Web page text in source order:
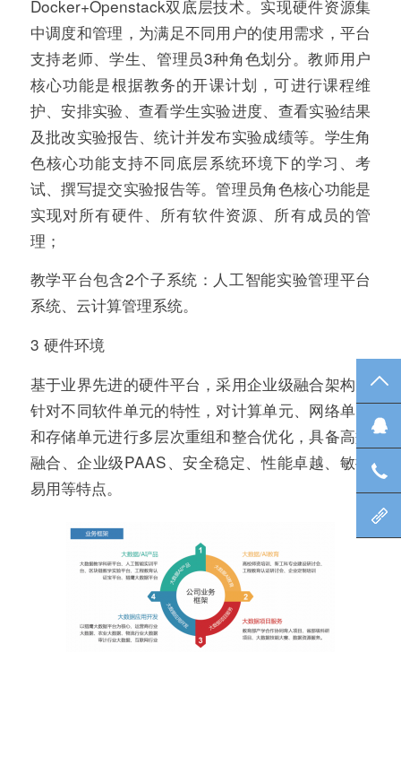
Docker+Openstack双底层技术。实现硬件资源集
中调度和管理，为满足不同用户的使用需求，平台
支持老师、学生、管理员3种角色划分。教师用户
核心功能是根据教务的开课计划，可进行课程维
护、安排实验、查看学生实验进度、查看实验结果
及批改实验报告、统计并发布实验成绩等。学生角
色核心功能支持不同底层系统环境下的学习、考
试、撰写提交实验报告等。管理员角色核心功能是
实现对所有硬件、所有软件资源、所有成员的管
理；
教学平台包含2个子系统：人工智能实验管理平台
系统、云计算管理系统。
3 硬件环境
基于业界先进的硬件平台，采用企业级融合架构，
针对不同软件单元的特性，对计算单元、网络单元
和存储单元进行多层次重组和整合优化，具备高效
融合、企业级PAAS、安全稳定、性能卓越、敏捷
易用等特点。
在
咨
北